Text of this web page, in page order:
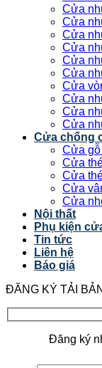
Cửa
Cửa
Cửa
Cửa
Cửa
Cửa
Cửa
Cửa
Cửa
Cửa
Cửa chống
Cửa
Cửa
Cửa
Cửa
Cửa
Nội thất
Phụ kiện
Tin tức
Liên hệ
Báo giá
ĐĂNG KÝ TẢI
Đăng ký